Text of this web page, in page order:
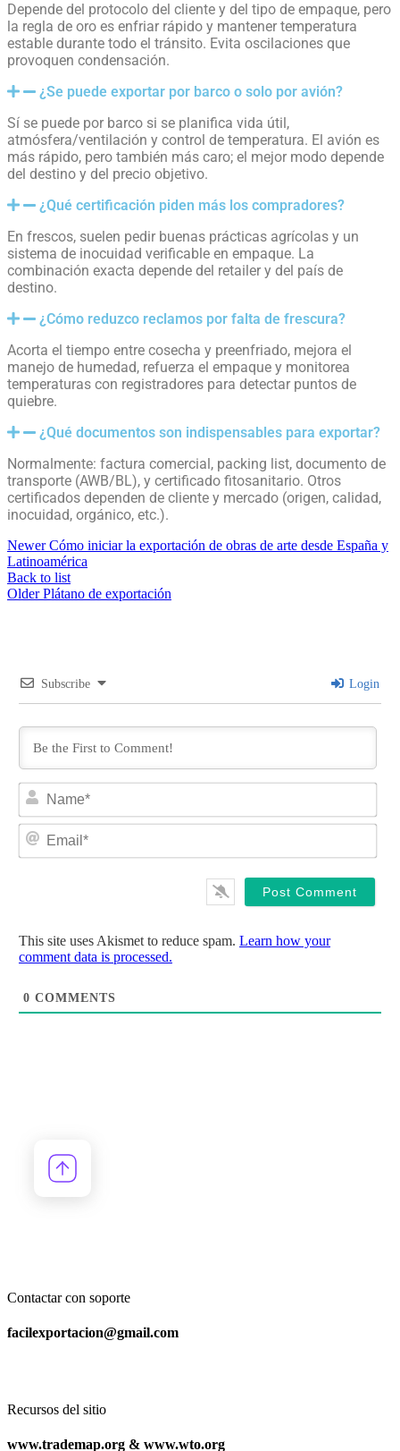
Depende del protocolo del cliente y del tipo de empaque, pero
la regla de oro es enfriar rápido y mantener temperatura
estable durante todo el tránsito. Evita oscilaciones que
provoquen condensación.
¿Se puede exportar por barco o solo por avión?
Sí se puede por barco si se planifica vida útil,
atmósfera/ventilación y control de temperatura. El avión es
más rápido, pero también más caro; el mejor modo depende
del destino y del precio objetivo.
¿Qué certificación piden más los compradores?
En frescos, suelen pedir buenas prácticas agrícolas y un
sistema de inocuidad verificable en empaque. La
combinación exacta depende del retailer y del país de
destino.
¿Cómo reduzco reclamos por falta de frescura?
Acorta el tiempo entre cosecha y preenfriado, mejora el
manejo de humedad, refuerza el empaque y monitorea
temperaturas con registradores para detectar puntos de
quiebre.
¿Qué documentos son indispensables para exportar?
Normalmente: factura comercial, packing list, documento de
transporte (AWB/BL), y certificado fitosanitario. Otros
certificados dependen de cliente y mercado (origen, calidad,
inocuidad, orgánico, etc.).
Newer Cómo iniciar la exportación de obras de arte desde España y
Latinoamérica
Back to list
Older Plátano de exportación
Subscribe Login
This site uses Akismet to reduce spam. Learn how your
comment data is processed.
0 COMMENTS
Contactar con soporte
facilexportacion@gmail.com
Recursos del sitio
www.trademap.org & www.wto.org